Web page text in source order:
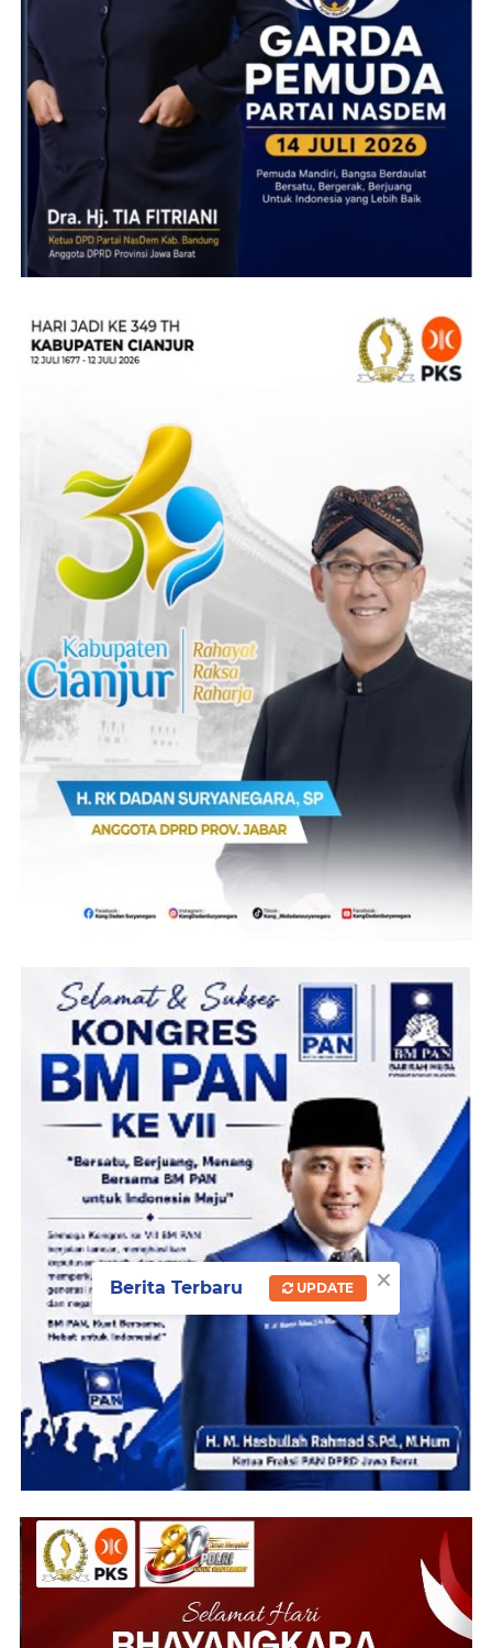
×
Berita Terbaru UPDATE